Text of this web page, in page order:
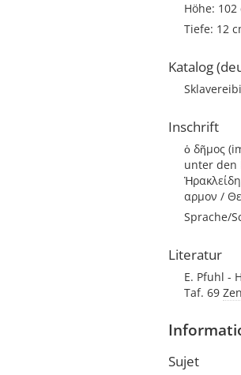
Höhe: 102
Tiefe: 12
Katalog
Inschrift
ὁ δῆμος
unter den
αρμον /
Sprache/
Literatur
E. Pfuhl -
Taf. 69
Sujet